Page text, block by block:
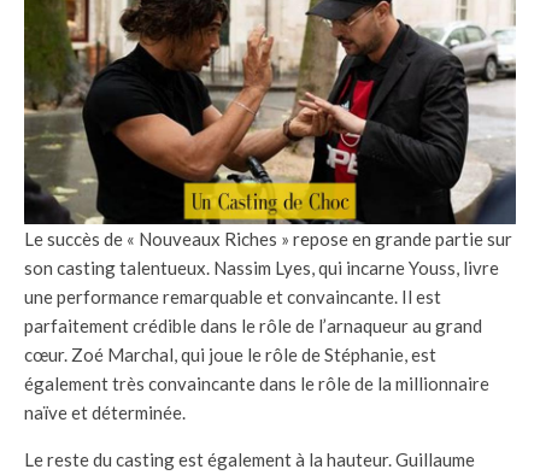
Le succès de « Nouveaux Riches » repose en grande partie sur
son casting talentueux. Nassim Lyes, qui incarne Youss, livre
une performance remarquable et convaincante. Il est
parfaitement crédible dans le rôle de l’arnaqueur au grand
cœur. Zoé Marchal, qui joue le rôle de Stéphanie, est
également très convaincante dans le rôle de la millionnaire
naïve et déterminée.
Le reste du casting est également à la hauteur. Guillaume